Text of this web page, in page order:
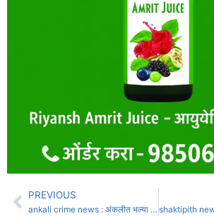
PREVIOUS
ankali crime news : अंकलीत भल्या पहाटे महिलेच्या गळ्यातील सोने हिसडा मारून केले लंपास